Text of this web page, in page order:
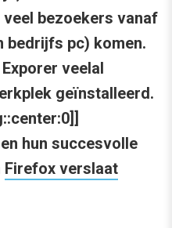
bezoekers vanaf
bedrijfs pc) komen.
veelal
geïnstalleerd.
hun succesvolle
Firefox verslaat